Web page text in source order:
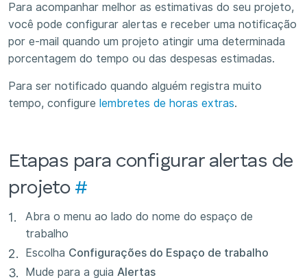
Para acompanhar melhor as estimativas do seu projeto,
você pode configurar alertas e receber uma notificação
por e-mail quando um projeto atingir uma determinada
porcentagem do tempo ou das despesas estimadas.
Para ser notificado quando alguém registra muito
tempo, configure lembretes de horas extras.
Etapas para configurar alertas de
projeto #
Abra o menu ao lado do nome do espaço de
trabalho
Escolha Configurações do Espaço de trabalho
Mude para a guia Alertas